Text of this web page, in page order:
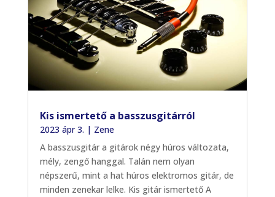
Kis ismertető a basszusgitárról
2023 ápr 3. | Zene
A basszusgitár a gitárok négy húros változata,
mély, zengő hanggal. Talán nem olyan
népszerű, mint a hat húros elektromos gitár, de
minden zenekar lelke. Kis gitár ismertető A